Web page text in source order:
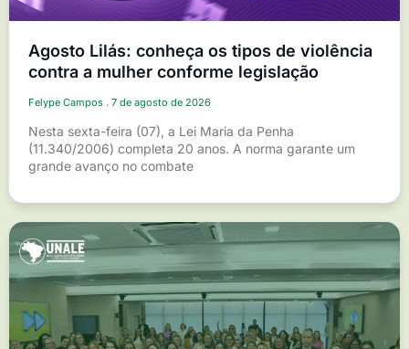
Agosto Lilás: conheça os tipos de violência
contra a mulher conforme legislação
Felype Campos 7 de agosto de 2026
Nesta sexta-feira (07), a Lei Maria da Penha
(11.340/2006) completa 20 anos. A norma garante um
grande avanço no combate